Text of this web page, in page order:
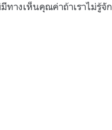
างเห็นคุณค่าถ้าเราไม่รู้จัก